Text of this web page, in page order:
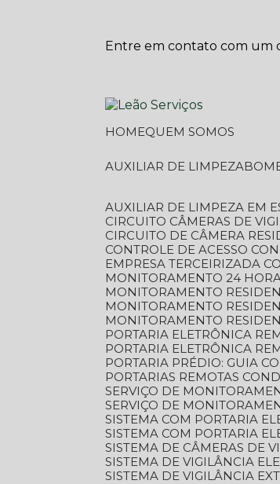
Entre em contato com um
HOME
QUEM SOMOS
AUXILIAR DE LIMPEZA
AUXILIAR DE LIMPEZA EM
CIRCUITO CÂMERAS DE
CIRCUITO DE CÂMERA
CONTROLE DE ACESSO
EMPRESA TERCEIRIZADA
MONITORAMENTO 24
MONITORAMENTO
MONITORAMENTO
MONITORAMENTO
PORTARIA ELETRÔNICA
PORTARIA ELETRÔNICA
PORTARIA PRÉDIO: GUIA
PORTARIAS REMOTAS
SERVIÇO DE
SERVIÇO DE
SISTEMA COM PORTARIA
SISTEMA COM PORTARIA
SISTEMA DE CÂMERAS DE
SISTEMA DE VIGILÂNCIA
SISTEMA DE VIGILÂNCIA